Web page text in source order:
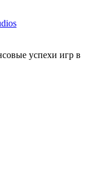
успехи игр в